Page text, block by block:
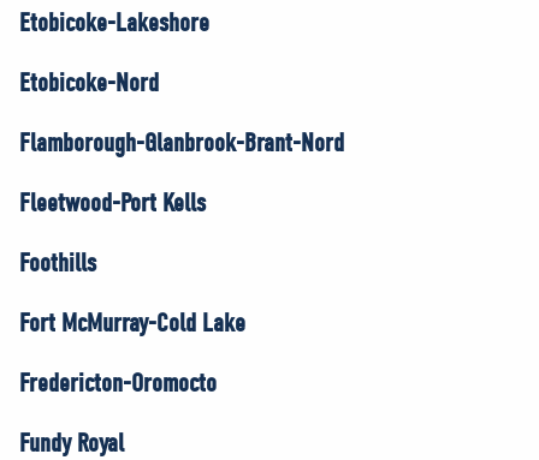
Etobicoke-Lakeshore
Etobicoke-Nord
Flamborough-Glanbrook-Brant-Nord
Fleetwood-Port Kells
Foothills
Fort McMurray-Cold Lake
Fredericton-Oromocto
Fundy Royal